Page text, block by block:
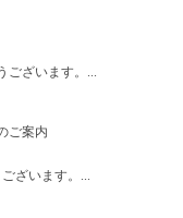
ございます。...
ご案内
ざいます。...